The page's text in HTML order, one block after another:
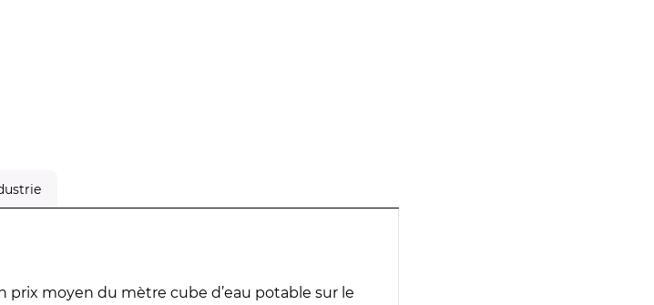
prix moyen du mètre cube d’eau potable sur le